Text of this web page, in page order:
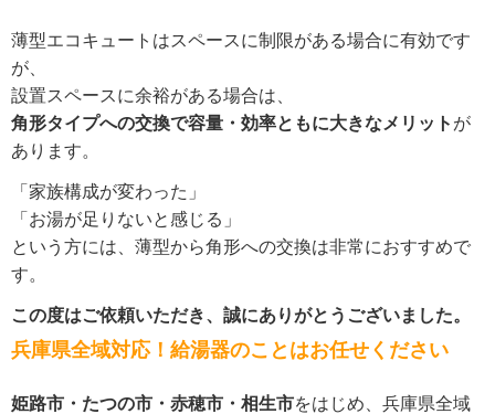
薄型エコキュートはスペースに制限がある場合に有効です
が、
設置スペースに余裕がある場合は、
角形タイプへの交換で容量・効率ともに大きなメリット が
あります。
「家族構成が変わった」
「お湯が足りないと感じる」
という方には、薄型から角形への交換は非常におすすめで
す。
この度はご依頼いただき、誠にありがとうございました。
兵庫県全域対応！給湯器のことはお任せください
姫路市・たつの市・赤穂市・相生市をはじめ、兵庫県全域